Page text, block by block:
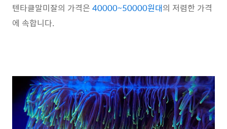
텐타클말미잘의 가격은 40000~50000원대의 저렴한 가격
에 속합니다.